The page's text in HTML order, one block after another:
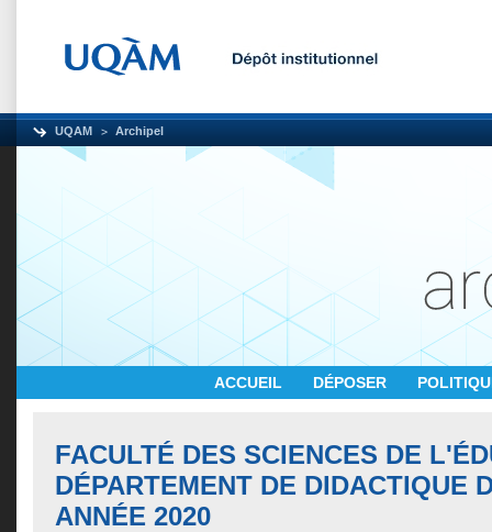
UQAM Archipel
ACCUEIL DÉPOSER
FACULTÉ DES SCIENCES DE
DÉPARTEMENT DE DIDACTIQUE
ANNÉE 2020